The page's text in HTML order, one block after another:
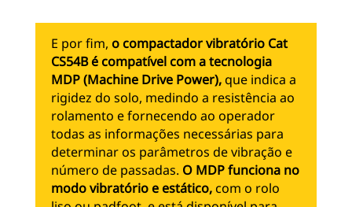
E por fim, o compactador vibratório Cat
CS54B é compatível com a tecnologia
MDP (Machine Drive Power), que indica a
rigidez do solo, medindo a resistência ao
rolamento e fornecendo ao operador
todas as informações necessárias para
determinar os parâmetros de vibração e
número de passadas. O MDP funciona no
modo vibratório e estático, com o rolo